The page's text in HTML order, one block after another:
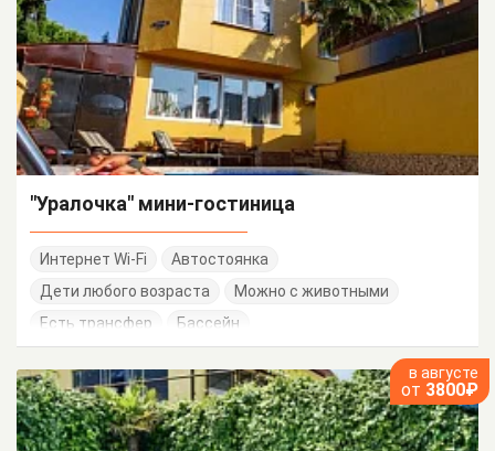
"Уралочка" мини-гостиница
Интернет Wi-Fi
Автостоянка
Дети любого возраста
Можно с животными
Есть трансфер
Бассейн
в августе
от 3800₽